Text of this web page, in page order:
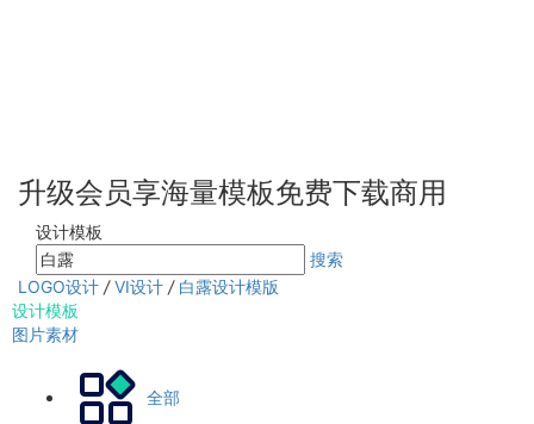
升级会员享海量模板免费下载商用
设计模板
搜索
LOGO设计 / VI设计 / 白露设计模版
设计模板
图片素材
全部